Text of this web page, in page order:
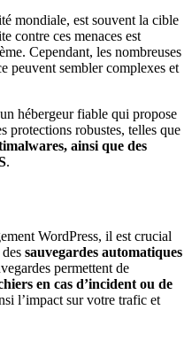
mondiale, est souvent la cible
contre ces menaces est
Cependant, les nombreuses
peuvent sembler complexes et
hébergeur fiable qui propose
protections robustes, telles que
ainsi que des
.
WordPress, il est crucial
sauvegardes automatiques
permettent de
en cas d’incident ou de
l’impact sur votre trafic et